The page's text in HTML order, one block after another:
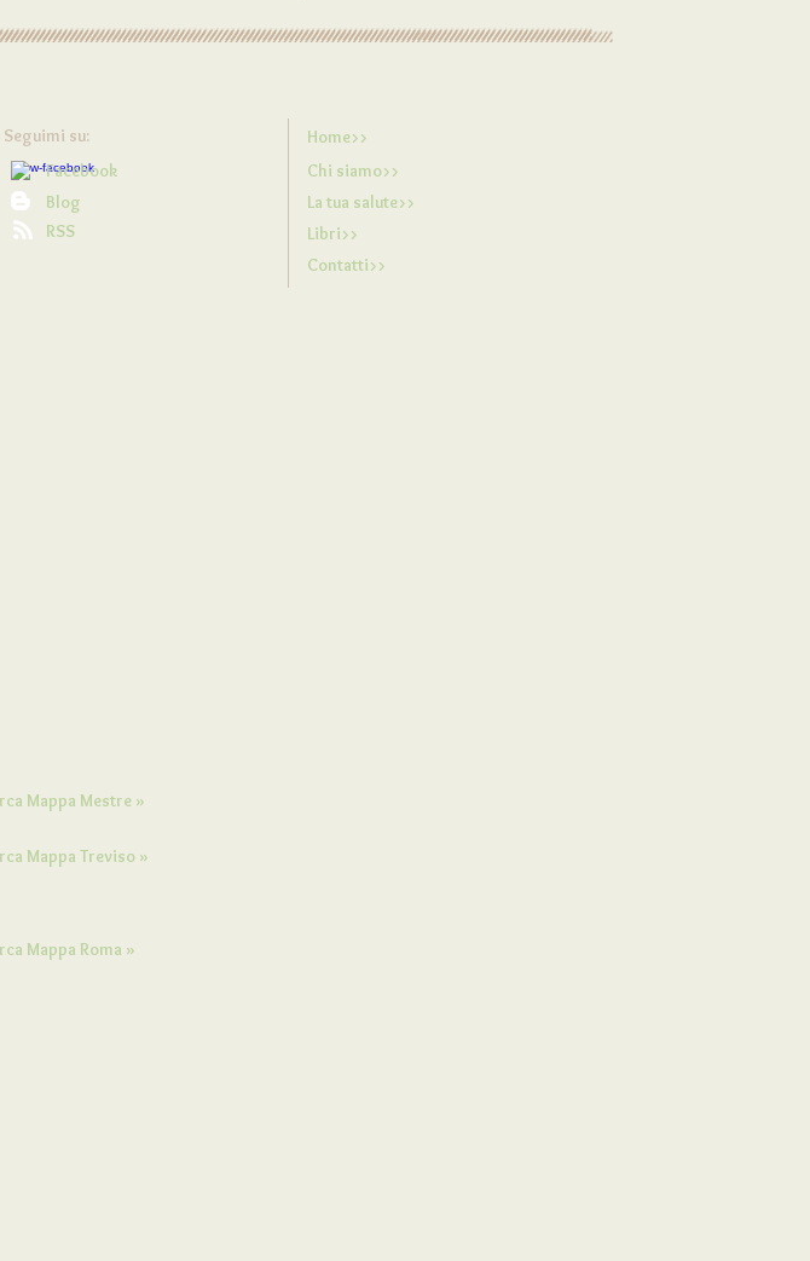
Seguimi su:
Blog
RSS
Facebook
Mappa Mestre »
Mappa Treviso »
Mappa Roma »
Home>>
Chi siamo>>
La tua salute>>
Libri>>
Contatti>>